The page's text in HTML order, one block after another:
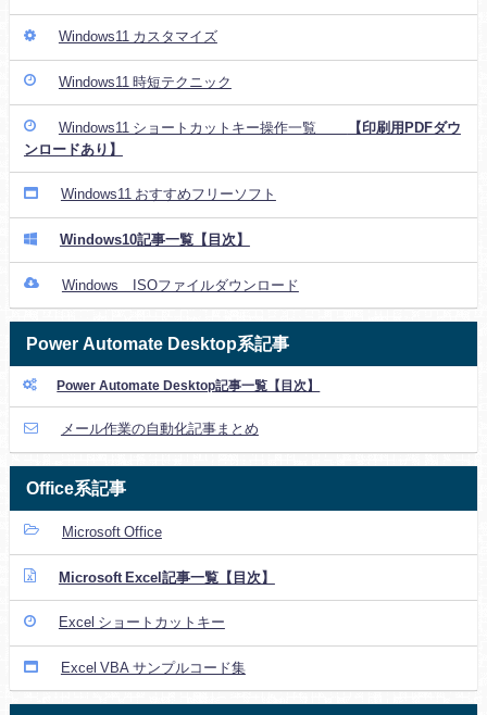
Windows11 カスタマイズ
Windows11 時短テクニック
Windows11 ショートカットキー操作一覧
【印刷用PDFダウ
ンロードあり】
Windows11 おすすめフリーソフト
Windows10記事一覧【目次】
Windows ISOファイルダウンロード
Power Automate Desktop系記事
Power Automate Desktop記事一覧【目次】
メール作業の自動化記事まとめ
Office系記事
Microsoft Office
Microsoft Excel記事一覧【目次】
Excel ショートカットキー
Excel VBA サンプルコード集